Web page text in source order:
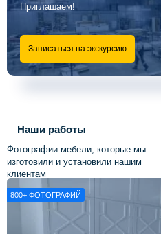
Приглашаем!
Записаться на экскурсию
Наши работы
Фотографии мебели, которые мы
изготовили и установили нашим
клиентам
800+ ФОТОГРАФИЙ